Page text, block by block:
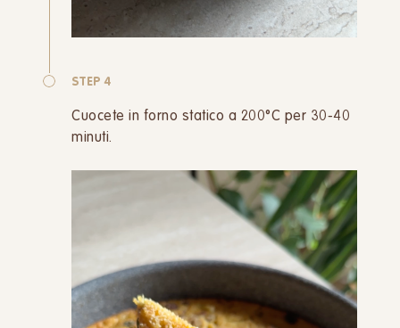
STEP 4
Cuocete in forno statico a 200°C per 30-40
minuti.